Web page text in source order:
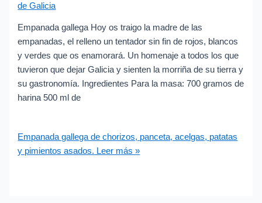
de Galicia
Empanada gallega Hoy os traigo la madre de las
empanadas, el relleno un tentador sin fin de rojos, blancos
y verdes que os enamorará. Un homenaje a todos los que
tuvieron que dejar Galicia y sienten la morriña de su tierra y
su gastronomía. Ingredientes Para la masa: 700 gramos de
harina 500 ml de
Empanada gallega de chorizos, panceta, acelgas, patatas
y pimientos asados. Leer más »